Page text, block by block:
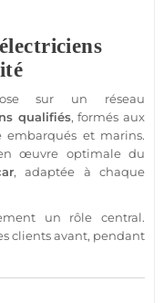
sur un réseau
qualifiés, formés aux
embarqués et marins.
œuvre optimale du
, adaptée à chaque
un rôle central.
clients avant, pendant